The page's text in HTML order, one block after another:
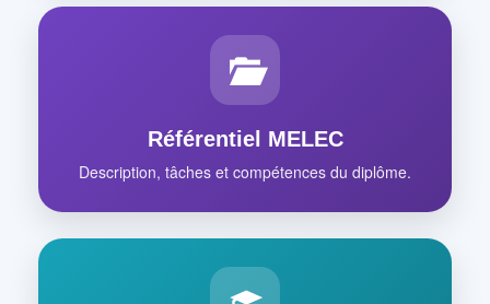
Référentiel MELEC
Description, tâches et compétences du diplôme.